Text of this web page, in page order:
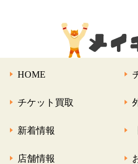
HOME
チケット買取
新着情報
店舗情報